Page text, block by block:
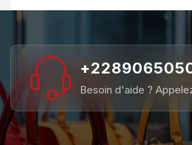
Besoin d'aide ?